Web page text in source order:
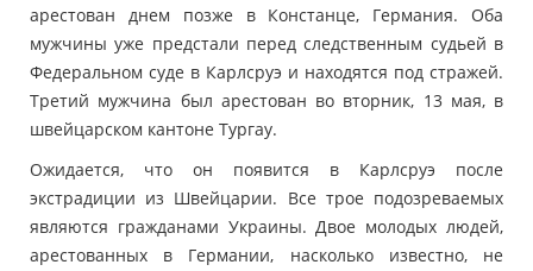
арестован днем ​​позже в Констанце, Германия. Оба
мужчины уже предстали перед следственным судьей в
Федеральном суде в Карлсруэ и находятся под стражей.
Третий мужчина был арестован во вторник, 13 мая, в
швейцарском кантоне Тургау.
Ожидается, что он появится в Карлсруэ после
экстрадиции из Швейцарии. Все трое подозреваемых
являются гражданами Украины. Двое молодых людей,
арестованных в Германии, насколько известно, не